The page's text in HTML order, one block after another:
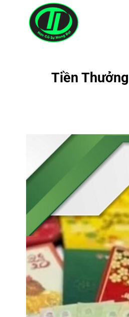
Tiền